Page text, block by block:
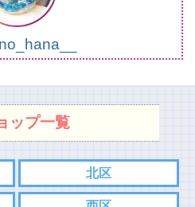
ップ一覧
北区